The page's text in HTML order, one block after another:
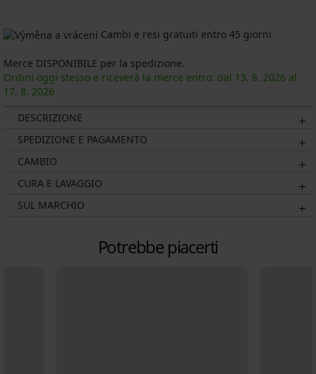
Cambi e resi gratuiti entro 45 giorni
Merce DISPONIBILE per la spedizione.
Ordini oggi stesso e riceverà la merce entro: dal 13. 8. 2026 al
17. 8. 2026
DESCRIZIONE
SPEDIZIONE E PAGAMENTO
CAMBIO
CURA E LAVAGGIO
SUL MARCHIO
Potrebbe piacerti